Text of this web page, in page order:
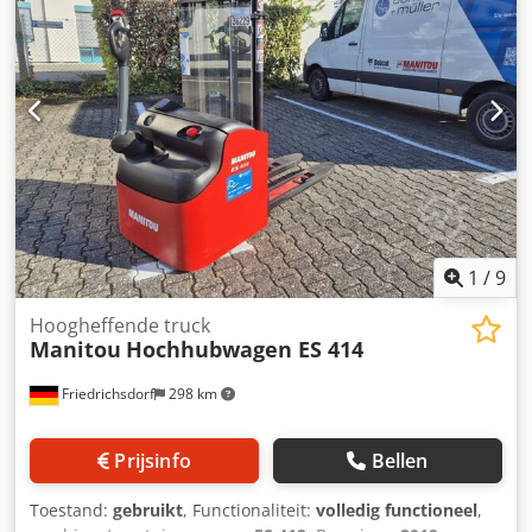
heftruck Laadcentrum: 500 ISO-klasse: ISO-klasse 3 = 2.500
- 4.999 kg Masttype: Triplex Transmissie: koppelomvormer
Snelheidsklasse: 20 Technische staat: zeer goed Type
voorbanden: luchtbanden Conditie van de voorbanden: 80
- 100% Type achterbanden: luchtbanden Conditie van de
achterbanden: 80 - 100% Cjdpfxsw Uamxo Al Asrf
zijwaartse verschuiving, 3. Klep,
1 /9
Friedrichsdorf 298 km
Hoogheffende truck
Manitou Hochhubwagen ES 414
Prijsinfo Bellen
Toestand: gebruikt, Functionaliteit: volledig functioneel,